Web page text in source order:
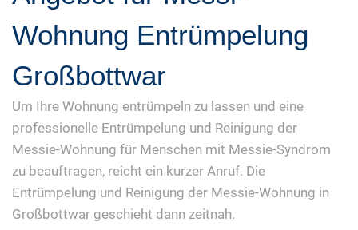
Wohnung Entrümpelung
Großbottwar
Um Ihre Wohnung entrümpeln zu lassen und eine
professionelle Entrümpelung und Reinigung der
Messie-Wohnung für Menschen mit Messie-Syndrom
zu beauftragen, reicht ein kurzer Anruf. Die
Entrümpelung und Reinigung der Messie-Wohnung in
Großbottwar geschieht dann zeitnah.